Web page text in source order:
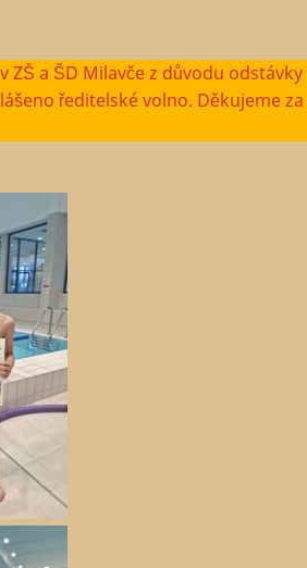
ZŠ a ŠD Milavče z důvodu odstávky
ředitelské volno. Děkujeme za